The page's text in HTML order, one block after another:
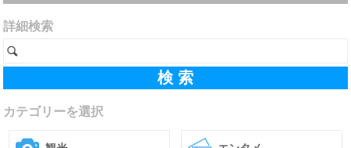
詳細検索
カテゴリーを選択